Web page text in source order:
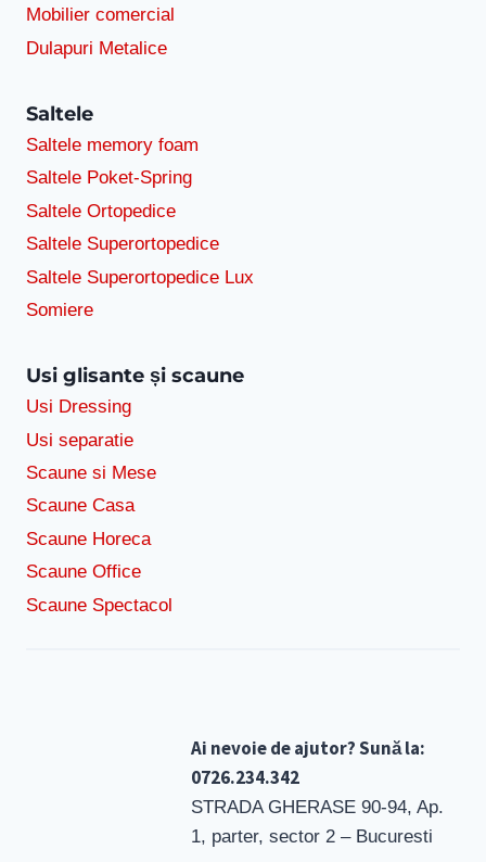
Mobilier comercial
Dulapuri Metalice
Saltele
Saltele memory foam
Saltele Poket-Spring
Saltele Ortopedice
Saltele Superortopedice
Saltele Superortopedice Lux
Somiere
Usi glisante și scaune
Usi Dressing
Usi separatie
Scaune si Mese
Scaune Casa
Scaune Horeca
Scaune Office
Scaune Spectacol
Ai nevoie de ajutor? Sună la:
0726.234.342
STRADA GHERASE 90-94, Ap.
1, parter, sector 2 – Bucuresti